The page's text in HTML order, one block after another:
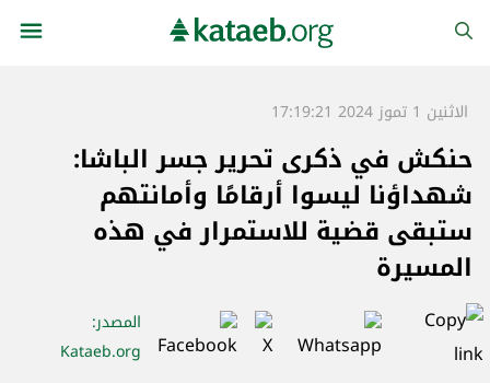
الاثنين 1 تموز 2024 17:19:21
حنكش في ذكرى تحرير جسر الباشا:
شهداؤنا ليسوا أرقامًا وأمانتهم
ستبقى قضية للاستمرار في هذه
المسيرة
المصدر:
Kataeb.org